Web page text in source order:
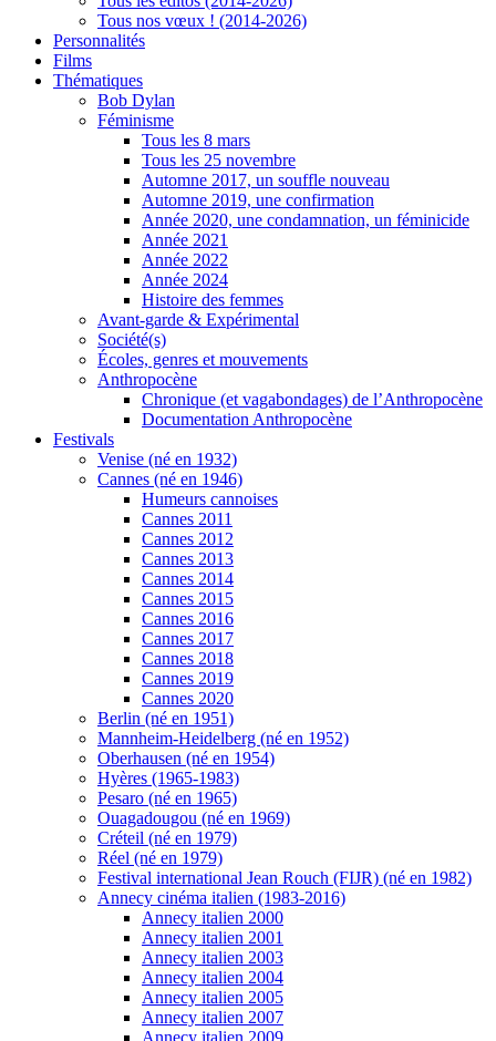
Tous nos vœux ! (2014-2026)
Personnalités
Films
Thématiques
Bob Dylan
Féminisme
Tous les 8 mars
Tous les 25 novembre
Automne 2017, un souffle nouveau
Automne 2019, une confirmation
Année 2020, une condamnation, un féminicide
Année 2021
Année 2022
Année 2024
Histoire des femmes
Avant-garde & Expérimental
Société(s)
Écoles, genres et mouvements
Anthropocène
Chronique (et vagabondages) de l’Anthropocène
Documentation Anthropocène
Festivals
Venise (né en 1932)
Cannes (né en 1946)
Humeurs cannoises
Cannes 2011
Cannes 2012
Cannes 2013
Cannes 2014
Cannes 2015
Cannes 2016
Cannes 2017
Cannes 2018
Cannes 2019
Cannes 2020
Berlin (né en 1951)
Mannheim-Heidelberg (né en 1952)
Oberhausen (né en 1954)
Hyères (1965-1983)
Pesaro (né en 1965)
Ouagadougou (né en 1969)
Créteil (né en 1979)
Réel (né en 1979)
Festival international Jean Rouch (FIJR) (né en 1982)
Annecy cinéma italien (1983-2016)
Annecy italien 2000
Annecy italien 2001
Annecy italien 2003
Annecy italien 2004
Annecy italien 2005
Annecy italien 2007
Annecy italien 2009